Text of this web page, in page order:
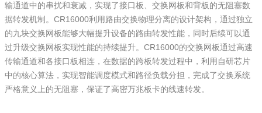
输通道中的串扰和衰减，实现了接口板、交换网板和背板的无阻塞数
据转发机制。CR16000利用路由交换物理分离的设计架构，通过独立
的九块交换网板能够大幅提升设备的路由转发性能，同时后续可以通
过升级交换网板实现性能的持续提升。CR16000的交换网板通过高速
传输通道和各接口板相连，在数据的跨板转发过程中，利用自研芯片
中的核心算法，实现智能调度模式和路径负载分担，完成了交换系统
严格意义上的无阻塞，保证了高密万兆板卡的线速转发。